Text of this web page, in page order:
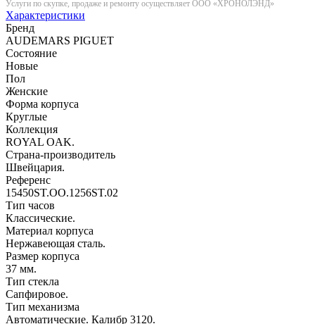
Услуги по скупке, продаже и ремонту осуществляет ООО «ХРОНОЛЭНД»
Характеристики
Бренд
AUDEMARS PIGUET
Состояние
Новые
Пол
Женские
Форма корпуса
Круглые
Коллекция
ROYAL OAK.
Страна-производитель
Швейцария.
Референс
15450ST.OO.1256ST.02
Тип часов
Классические.
Материал корпуса
Нержавеющая сталь.
Размер корпуса
37 мм.
Тип стекла
Сапфировое.
Тип механизма
Автоматические. Калибр 3120.